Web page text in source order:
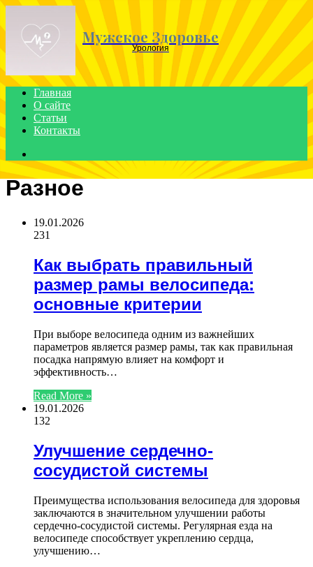
Menu
Мужское Здоровье
Урология
Главная
О сайте
Статьи
Контакты
for
Разное
19.01.2026
231
Как выбрать правильный
размер рамы велосипеда:
основные критерии
При выборе велосипеда одним из важнейших
параметров является размер рамы, так как правильная
посадка напрямую влияет на комфорт и
эффективность…
Read More »
19.01.2026
132
Улучшение сердечно-
сосудистой системы
Преимущества использования велосипеда для здоровья
заключаются в значительном улучшении работы
сердечно-сосудистой системы. Регулярная езда на
велосипеде способствует укреплению сердца,
улучшению…